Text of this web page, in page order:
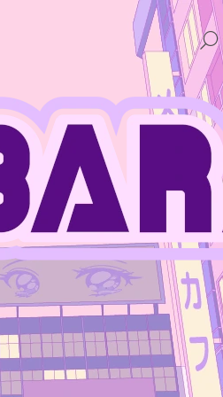
ONE PIECE - MONKEY D. LUFFY